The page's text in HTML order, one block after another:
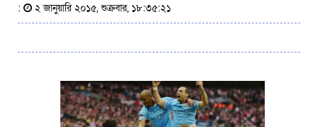
: ২ জানুয়ারি ২০১৫, শুক্রবার, ১৮:৩৫:২১